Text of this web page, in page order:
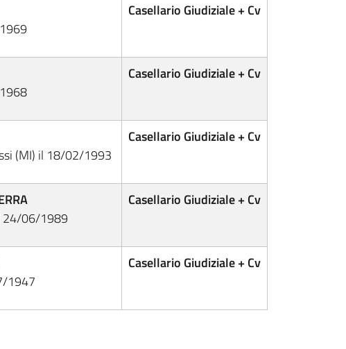
Casellario Giudiziale + Cv
Casellario Giudiziale + Cv
(MI) il 18/02/1993
Casellario Giudiziale + Cv
24/06/1989
Casellario Giudiziale + Cv
1947
Casellario Giudiziale + Cv